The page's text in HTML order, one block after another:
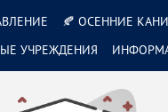
🍂 ОСЕННИЕ
УЧРЕЖДЕНИЯ